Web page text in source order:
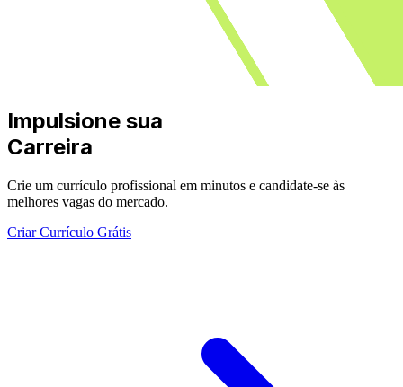
Impulsione sua
Carreira
Crie um currículo profissional em minutos e candidate-se às
melhores vagas do mercado.
Criar Currículo Grátis